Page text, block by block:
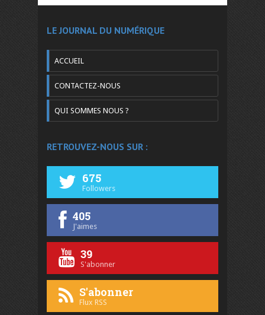
LE JOURNAL DU NUMÉRIQUE
ACCUEIL
CONTACTEZ-NOUS
QUI SOMMES NOUS ?
RETROUVEZ-NOUS SUR :
675
Followers
405
J'aimes
39
S'abonner
S'abonner
Flux RSS